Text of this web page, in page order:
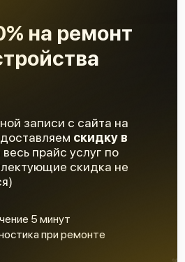
1200 р
устройства
в видоискателе
на ремонт
записи с сайта на
скидку в
весь прайс услуг по
скидка не
5 минут
при ремонте